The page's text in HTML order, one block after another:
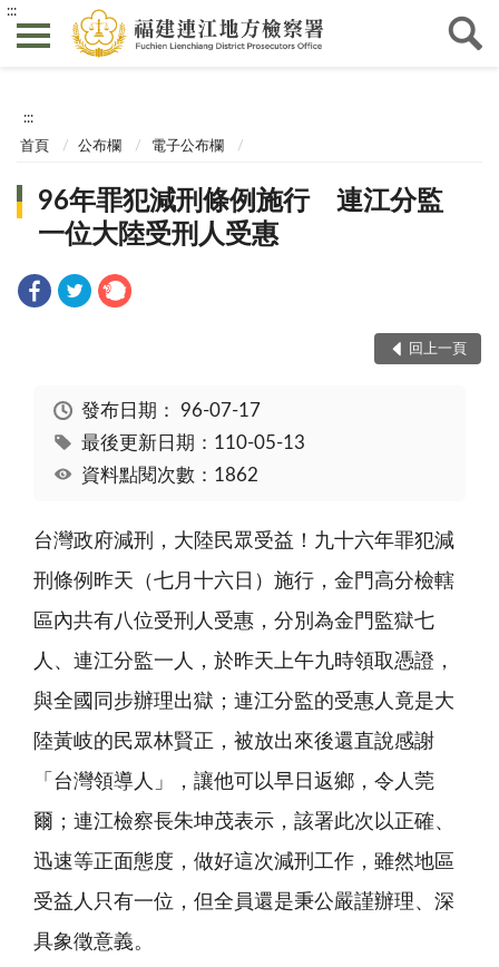
:::
:::
首頁 公布欄 電子公布欄
96年罪犯減刑條例施行 連江分監
一位大陸受刑人受惠
回上一頁
發布日期： 96-07-17
最後更新日期：110-05-13
資料點閱次數：1862
台灣政府減刑，大陸民眾受益！九十六年罪犯減
刑條例昨天（七月十六日）施行，金門高分檢轄
區內共有八位受刑人受惠，分別為金門監獄七
人、連江分監一人，於昨天上午九時領取憑證，
與全國同步辦理出獄；連江分監的受惠人竟是大
陸黃岐的民眾林賢正，被放出來後還直說感謝
「台灣領導人」，讓他可以早日返鄉，令人莞
爾；連江檢察長朱坤茂表示，該署此次以正確、
迅速等正面態度，做好這次減刑工作，雖然地區
受益人只有一位，但全員還是秉公嚴謹辦理、深
具象徵意義。